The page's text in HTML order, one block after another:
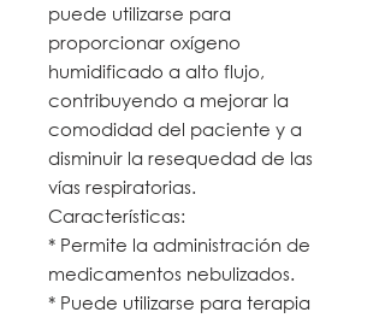
puede utilizarse para
proporcionar oxígeno
humidificado a alto flujo,
contribuyendo a mejorar la
comodidad del paciente y a
disminuir la resequedad de las
vías respiratorias.
Características:
* Permite la administración de
medicamentos nebulizados.
* Puede utilizarse para terapia